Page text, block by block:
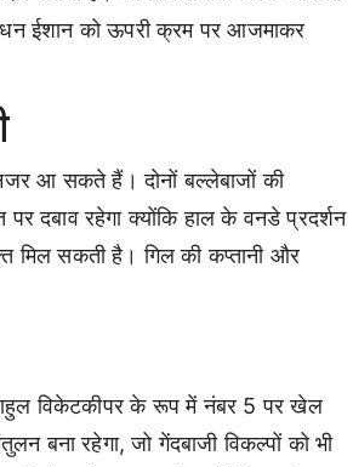
ईशान को ऊपरी क्रम पर आजमाकर
आ सकते हैं। दोनों बल्लेबाजों की
पर दबाव रहेगा क्योंकि हाल के वनडे प्रदर्शन
मिल सकती है। गिल की कप्तानी और
विकेटकीपर के रूप में नंबर 5 पर खेल
बना रहेगा, जो गेंदबाजी विकल्पों को भी